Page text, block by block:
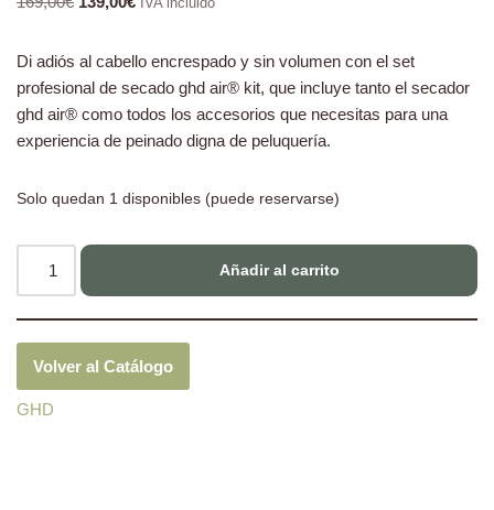
IVA incluido
Di adiós al cabello encrespado y sin volumen con el set
profesional de secado ghd air® kit, que incluye tanto el secador
ghd air® como todos los accesorios que necesitas para una
experiencia de peinado digna de peluquería.
Solo quedan 1 disponibles (puede reservarse)
Añadir al carrito
Volver al Catálogo
GHD